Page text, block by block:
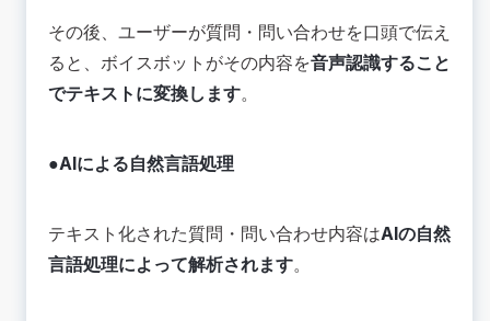
その後、ユーザーが質問・問い合わせを口頭で伝え
ると、ボイスボットがその内容を音声認識すること
でテキストに変換します。
●AIによる自然言語処理
テキスト化された質問・問い合わせ内容はAIの自然
言語処理によって解析されます。